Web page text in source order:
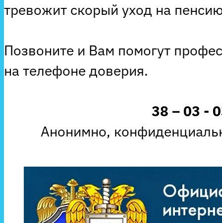
тревожит скорый уход на
Позвоните и Вам помогут
на телефоне доверия.
38 – 03 -
Анонимно,